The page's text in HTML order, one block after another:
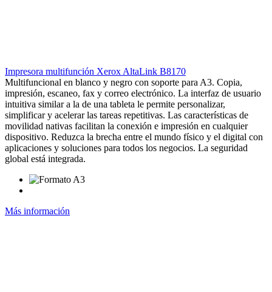
Impresora multifunción Xerox AltaLink B8170
Multifuncional en blanco y negro con soporte para A3. Copia,
impresión, escaneo, fax y correo electrónico. La interfaz de usuario
intuitiva similar a la de una tableta le permite personalizar,
simplificar y acelerar las tareas repetitivas. Las características de
movilidad nativas facilitan la conexión e impresión en cualquier
dispositivo. Reduzca la brecha entre el mundo físico y el digital con
aplicaciones y soluciones para todos los negocios. La seguridad
global está integrada.
Más información